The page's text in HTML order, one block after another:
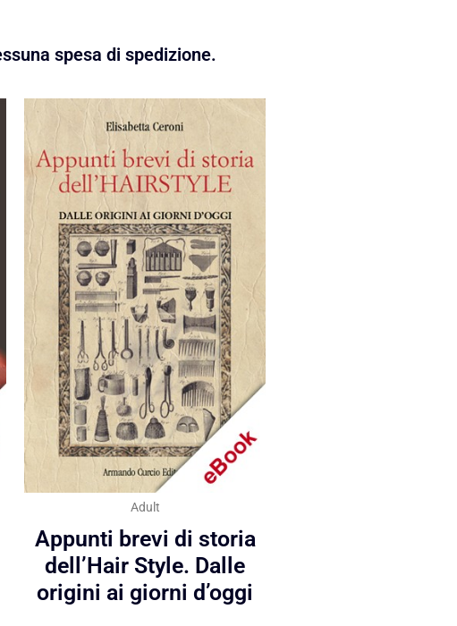
spesa di spedizione.
Adult
Appunti brevi di storia
dell’Hair Style. Dalle
origini ai giorni d’oggi